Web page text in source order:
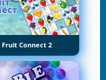
Fruit Connect 2